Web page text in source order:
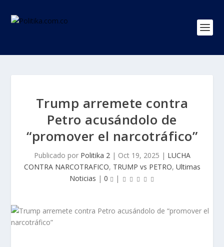
Trump arremete contra
Petro acusándolo de
“promover el narcotráfico”
Publicado por Politika 2| Oct 19, 2025 | LUCHA
CONTRA NARCOTRAFICO, TRUMP vs PETRO, Ultimas
Noticias | 0 |